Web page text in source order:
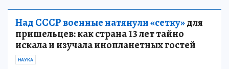
Над СССР военные натянули «сетку»для
пришельцев: как страна 13 лет тайно
искала и изучала инопланетных гостей
НАУКА